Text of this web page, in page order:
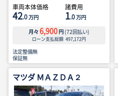
車両本体価格
42.0万円
諸費用
1.0万円
月々 6,900 円 (72回払い)
ローン支払総額 497,172円
法定整備無
保証無
マツダ ＭＡＺＤＡ２